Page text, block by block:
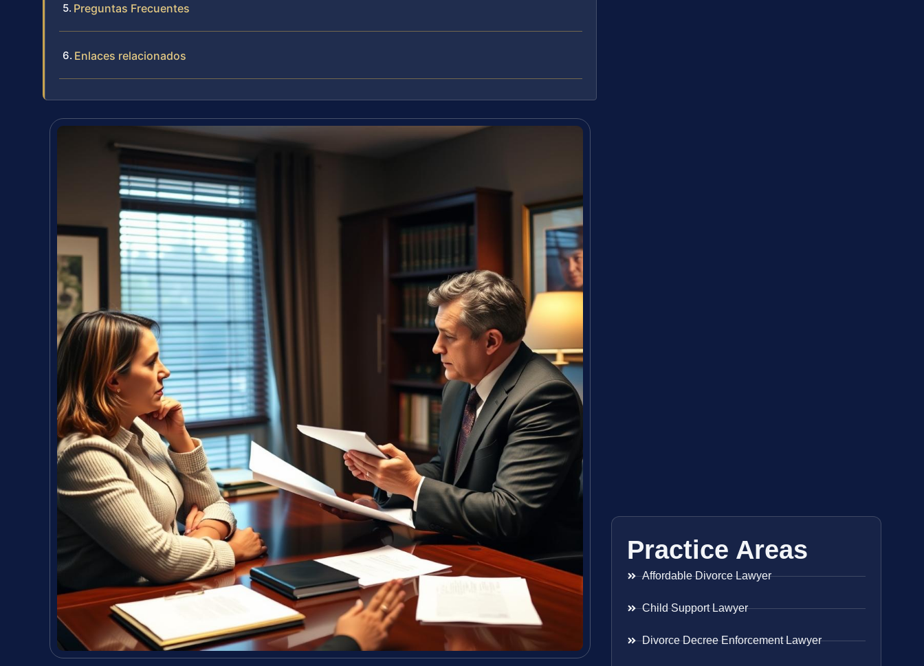
Preguntas Frecuentes
Enlaces relacionados
Practice Areas
Affordable Divorce Lawyer
Child Support Lawyer
Divorce Decree Enforcement Lawyer